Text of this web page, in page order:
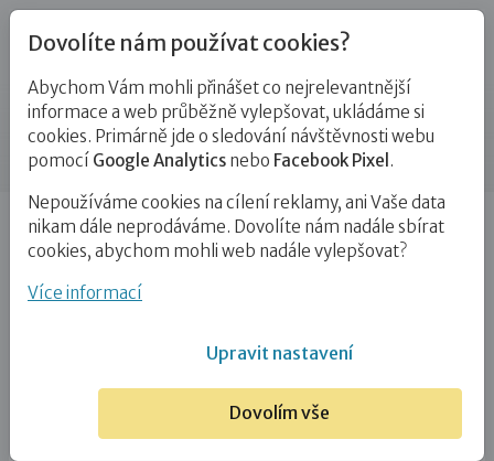
Blog
Příspěvek
Úvod Blog Ostatní Výlet do Nových Hradů
Výlet do Nových Hradů
Nové Hrady a mnoho dalšího
Dovolíte nám používat cookies?
Abychom Vám mohli přinášet co nejrelevantnější
informace a web průběžně vylepšovat, ukládáme si
cookies. Primárně jde o sledování návštěvnosti webu
pomocí Google Analytics nebo Facebook Pixel .
Nepoužíváme cookies na cílení reklamy, ani Vaše data
nikam dále neprodáváme. Dovolíte nám nadále sbírat
cookies, abychom mohli web nadále vylepšovat?
Více informací
Upravit nastavení
Dovolím vše